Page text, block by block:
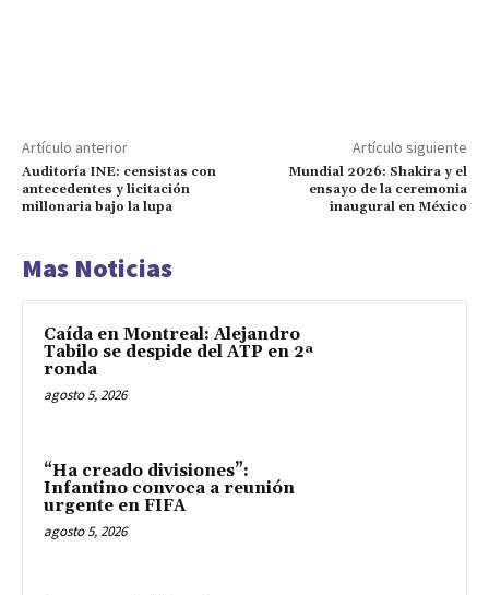
Artículo anterior
Auditoría INE: censistas con
antecedentes y licitación
millonaria bajo la lupa
Artículo siguiente
Mundial 2026: Shakira y el
ensayo de la ceremonia
inaugural en México
Mas Noticias
Caída en Montreal: Alejandro
Tabilo se despide del ATP en 2ª
ronda
agosto 5, 2026
“Ha creado divisiones”:
Infantino convoca a reunión
urgente en FIFA
agosto 5, 2026